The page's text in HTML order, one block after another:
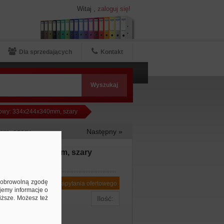
Dla sprzedających Kontakt
Witaj , zaloguj się!
334x244x340mm, szary
szary Następny »
334x244x340mm, szary
Dodaj do zapytania ofertowego
zgodę
informacje o
Możesz też